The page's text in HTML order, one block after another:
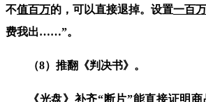
不值百万的，可以直接退掉。设置一百万
费我出……”。
（8） 推翻《判决书》。
《光盘》补齐“断片”能直接证明